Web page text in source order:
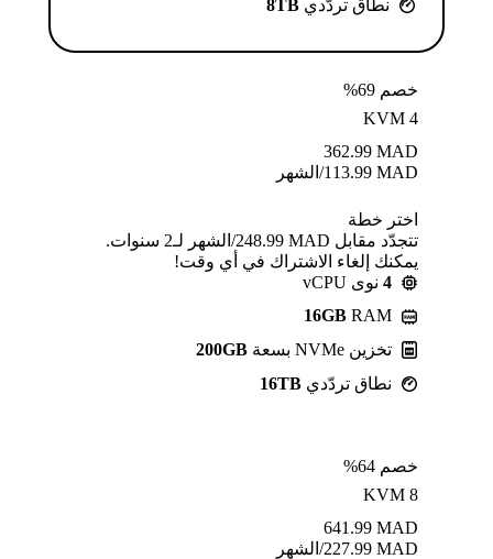
نطاق تردّدي 8TB
خصم 69%
KVM 4
MAD
362.99
MAD
113.99/الشهر
اختر خطة
تتجدّد مقابل MAD ⁦248.99⁩/الشهر لـ2 سنوات.
يمكنك إلغاء الاشتراك في أي وقت!
4 نوى vCPU
16GB RAM
تخزين NVMe بسعة
200GB
نطاق تردّدي 16TB
خصم 64%
KVM 8
MAD
641.99
MAD
227.99/الشهر